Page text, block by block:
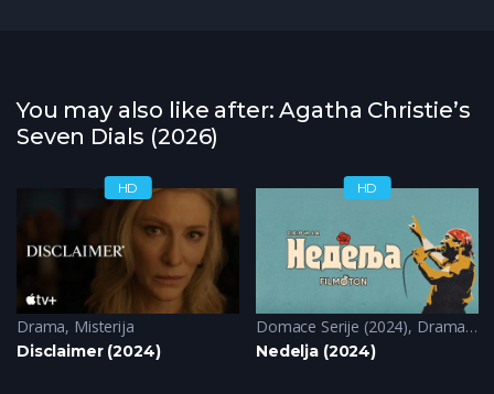
You may also like after: Agatha Christie’s
Seven Dials (2026)
HD
Drama, Misterija
Disclaimer (2024)
HD
Domace Serije (2024), Drama,
Nedelja (2024)